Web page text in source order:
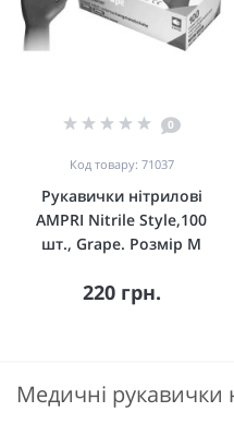
0
Код товару: 71037
Рукавички нітрилові
AMPRI Nitrile Style,100
шт., Grape. Розмір M
220 грн.
Медичні рукавички